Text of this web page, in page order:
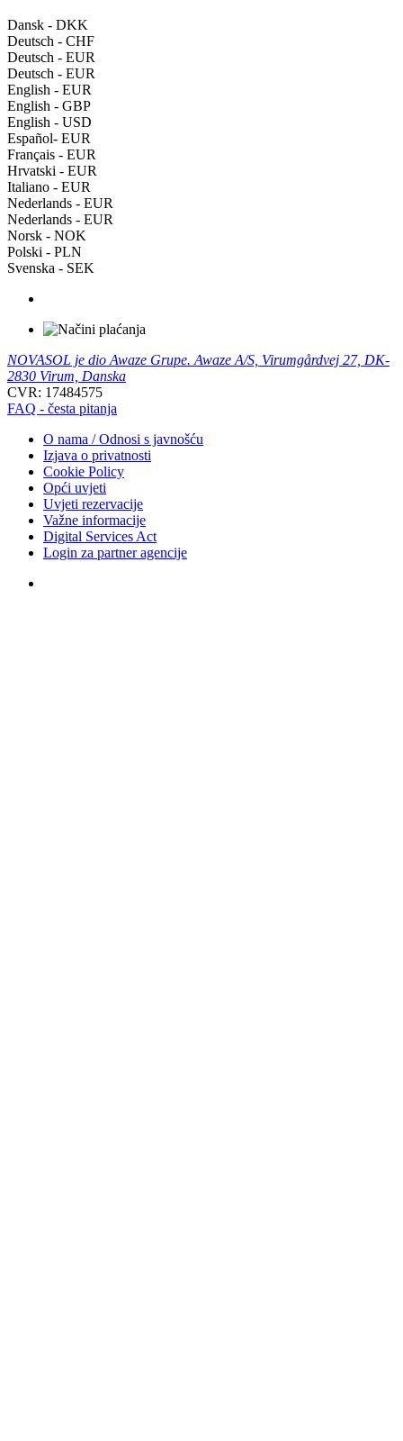
Dansk - DKK
Deutsch - CHF
Deutsch - EUR
Deutsch - EUR
English - EUR
English - GBP
English - USD
Español- EUR
Français - EUR
Hrvatski - EUR
Italiano - EUR
Nederlands - EUR
Nederlands - EUR
Norsk - NOK
Polski - PLN
Svenska - SEK
NOVASOL je dio Awaze Grupe. Awaze A/S, Virumgårdvej 27, DK-
2830 Virum, Danska
CVR: 17484575
FAQ - česta pitanja
O nama / Odnosi s javnošću
Izjava o privatnosti
Cookie Policy
Opći uvjeti
Uvjeti rezervacije
Važne informacije
Digital Services Act
Login za partner agencije